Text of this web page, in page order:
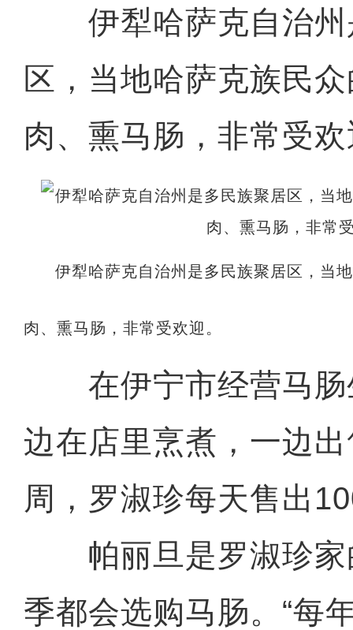
伊犁哈萨克自治州
区，当地哈萨克族民
肉、熏马肠，非常受
伊犁哈萨克自治州是多民族聚居区，当
肉、熏马肠，非常受欢迎。
在伊宁市经营马肠
边在店里烹煮，一边
周，罗淑珍每天售出
帕丽旦是罗淑珍家
季都会选购马肠。“每